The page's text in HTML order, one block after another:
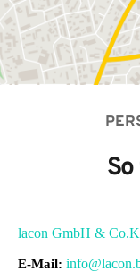
lacon GmbH &
E-Mail: